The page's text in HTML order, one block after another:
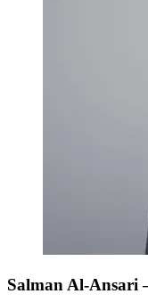
Salman Al-Ansari